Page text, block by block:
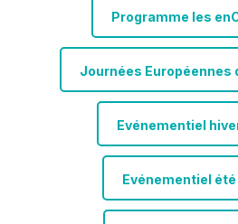
Programme les
Journées Européennes
Evénementiel
Evénementiel